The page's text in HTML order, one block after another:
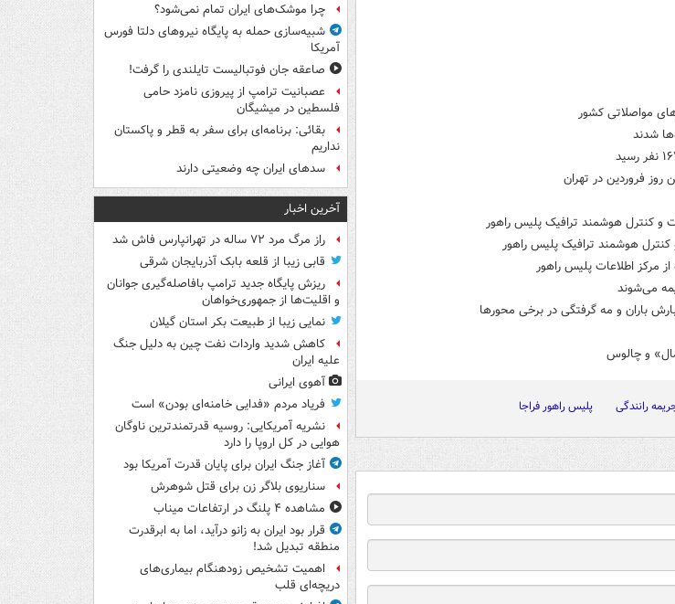
مواصلاتی کشور
شدند
و کنترل هوشمند ترافیک پلیس راهور
کنترل هوشمند ترافیک پلیس راهور
مرکز اطلاعات پلیس راهور
می‌شوند
باران و مه گرفتگی در برخی محورها
و چالوس
رانندگی پلیس راهور فراجا
چرا موشک‌های ایران تمام نمی‌شود؟
شبیه‌سازی حمله به پایگاه نیروهای دلتا فورس
آمریکا
صاعقه جان فوتبالیست تایلندی را گرفت!
عصبانیت ترامپ از پیروزی نامزد حامی
فلسطین در میشیگان
بقائی: برنامه‌ای برای سفر به قطر و پاکستان
نداریم
سدهای ایران چه وضعیتی دارند
آخرین اخبار
راز مرگ مرد ۷۲ ساله در تهرانپارس فاش شد
قابی زیبا از قلعه بابک آذربایجان شرقی
ریزش پایگاه جدید ترامپ بافاصله‌گیری جوانان
و اقلیت‌ها از جمهوری‌خواهان
نمایی زیبا از طبیعت بکر استان گیلان
کاهش شدید واردات نفت چین به دلیل جنگ
علیه ایران
آهوی ایرانی
فریاد مردم «فدایی خامنه‌ای بودن» است
نشریه آمریکایی: روسیه قدرتمندترین ناوگان
هوایی در کل اروپا را دارد
آغاز جنگ ایران برای پایان قدرت آمریکا بود
سناریوی بلاگر زن برای قتل شوهرش
مشاهده ۴ پلنگ در ارتفاعات میناب
قرار بود ایران به زانو درآید، اما به ابرقدرت
منطقه تبدیل شد!
اهمیت تشخیص زودهنگام بیماری‌های
دریچه‌ای قلب